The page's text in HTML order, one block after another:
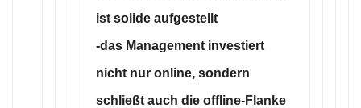
ist solide aufgestellt
-das Management investiert
nicht nur online, sondern
schließt auch die offline-Flanke